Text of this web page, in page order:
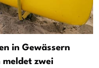
in Gewässern
meldet zwei